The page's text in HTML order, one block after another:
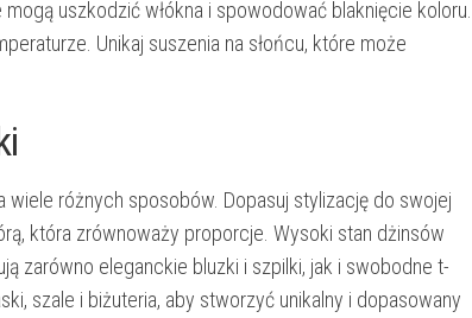
uszkodzić włókna i spowodować blaknięcie koloru.
Unikaj suszenia na słońcu, które może
wiele różnych sposobów. Dopasuj stylizację do swojej
która zrównoważy proporcje. Wysoki stan dżinsów
zarówno eleganckie bluzki i szpilki, jak i swobodne t-
szale i biżuteria, aby stworzyć unikalny i dopasowany